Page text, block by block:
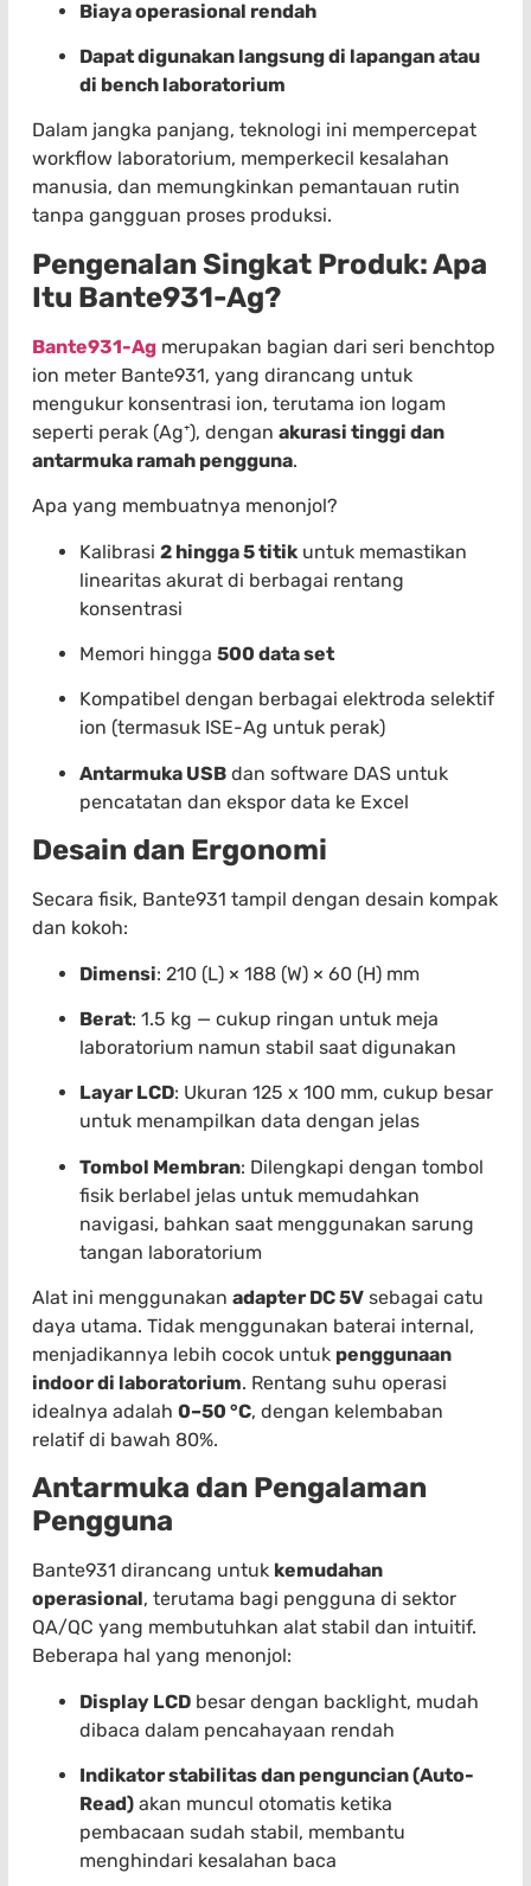
Biaya operasional rendah
Dapat digunakan langsung di lapangan atau
di bench laboratorium
Dalam jangka panjang, teknologi ini mempercepat
workflow laboratorium, memperkecil kesalahan
manusia, dan memungkinkan pemantauan rutin
tanpa gangguan proses produksi.
Pengenalan Singkat Produk: Apa
Itu Bante931-Ag?
Bante931-Ag merupakan bagian dari seri benchtop
ion meter Bante931, yang dirancang untuk
mengukur konsentrasi ion, terutama ion logam
seperti perak (Ag⁺), dengan akurasi tinggi dan
antarmuka ramah pengguna.
Apa yang membuatnya menonjol?
Kalibrasi 2 hingga 5 titik untuk memastikan
linearitas akurat di berbagai rentang
konsentrasi
Memori hingga 500 data set
Kompatibel dengan berbagai elektroda selektif
ion (termasuk ISE-Ag untuk perak)
Antarmuka USB dan software DAS untuk
pencatatan dan ekspor data ke Excel
Desain dan Ergonomi
Secara fisik, Bante931 tampil dengan desain kompak
dan kokoh:
Dimensi: 210 (L) × 188 (W) × 60 (H) mm
Berat: 1.5 kg — cukup ringan untuk meja
laboratorium namun stabil saat digunakan
Layar LCD: Ukuran 125 x 100 mm, cukup besar
untuk menampilkan data dengan jelas
Tombol Membran: Dilengkapi dengan tombol
fisik berlabel jelas untuk memudahkan
navigasi, bahkan saat menggunakan sarung
tangan laboratorium
Alat ini menggunakan adapter DC 5V sebagai catu
daya utama. Tidak menggunakan baterai internal,
menjadikannya lebih cocok untuk penggunaan
indoor di laboratorium. Rentang suhu operasi
idealnya adalah 0–50 °C, dengan kelembaban
relatif di bawah 80%.
Antarmuka dan Pengalaman
Pengguna
Bante931 dirancang untuk kemudahan
operasional, terutama bagi pengguna di sektor
QA/QC yang membutuhkan alat stabil dan intuitif.
Beberapa hal yang menonjol:
Display LCD besar dengan backlight, mudah
dibaca dalam pencahayaan rendah
Indikator stabilitas dan penguncian (Auto-
Read) akan muncul otomatis ketika
pembacaan sudah stabil, membantu
menghindari kesalahan baca